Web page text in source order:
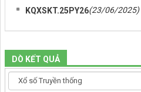
KQXSKT.25PY26(23/06/2025)
DÒ KẾT QUẢ